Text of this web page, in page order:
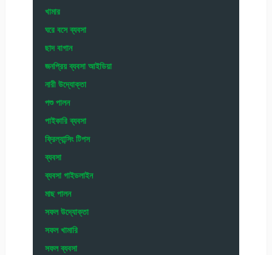
খামার
ঘরে বসে ব্যবসা
ছাদ বাগান
জনপ্রিয় ব্যবসা আইডিয়া
নারী উদ্যোক্তা
পশু পালন
পাইকারি ব্যবসা
ফ্রিল্যান্সিং টিপস
ব্যবসা
ব্যবসা গাইডলাইন
মাছ পালন
সফল উদ্যোক্তা
সফল খামারি
সফল ব্যবসা